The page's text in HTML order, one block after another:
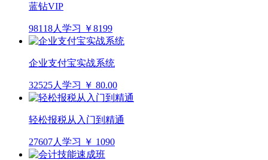
蓝钻VIP
98118人学习 ￥8199
企业支付宝实战系统
32525人学习 ￥ 80.00
轻松报税从入门到精通
27607人学习 ￥ 1090